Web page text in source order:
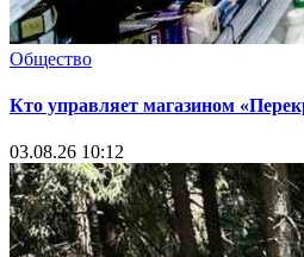
Общество
Кто управляет магазином
03.08.26 10:12